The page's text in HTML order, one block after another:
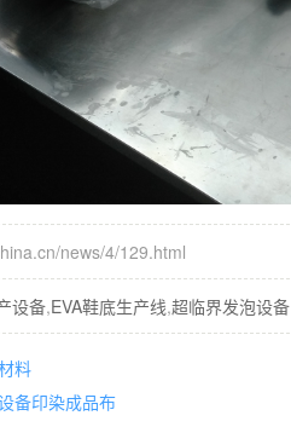
news/4/129.html
设备,EVA鞋底生产线,超临界发泡设备
料
备印染成品布